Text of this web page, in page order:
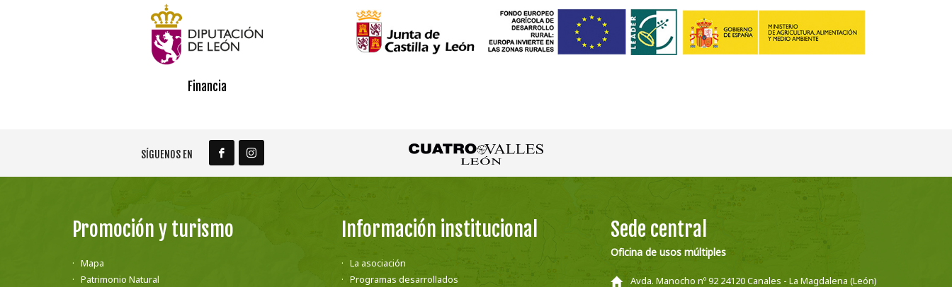
Financia
SÍGUENOS EN
Promoción y turismo
Mapa
Patrimonio Natural
Información institucional
La asociación
Programas desarrollados
Sede central
Oficina de usos múltiples
Avda. Manocho nº 92 24120 Canales - La Magdalena (León)